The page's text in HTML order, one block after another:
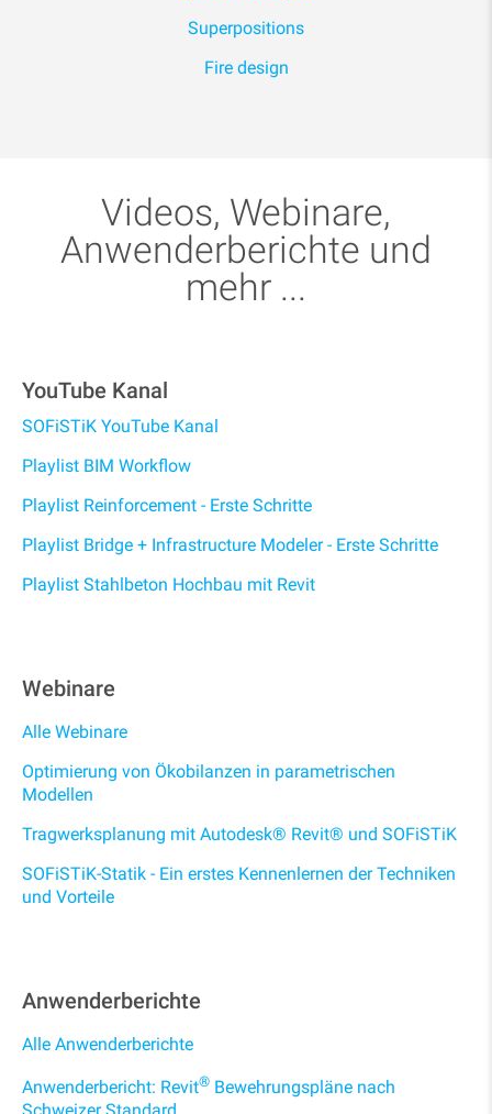
Superpositions
Fire design
Videos, Webinare,
Anwenderberichte und
mehr ...
YouTube Kanal
SOFiSTiK YouTube Kanal
Playlist BIM Workflow
Playlist Reinforcement - Erste Schritte
Playlist Bridge + Infrastructure Modeler - Erste Schritte
Playlist Stahlbeton Hochbau mit Revit
Webinare
Alle Webinare
Optimierung von Ökobilanzen in parametrischen
Modellen
Tragwerksplanung mit Autodesk® Revit® und SOFiSTiK
SOFiSTiK-Statik - Ein erstes Kennenlernen der Techniken
und Vorteile
Anwenderberichte
Alle Anwenderberichte
Anwenderbericht: Revit® Bewehrungspläne nach